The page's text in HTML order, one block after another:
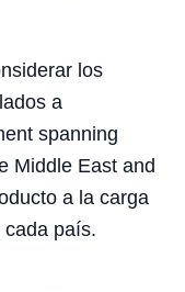
los
a
spanning
Middle East and
a la carga
cada país.